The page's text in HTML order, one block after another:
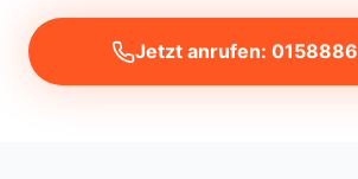
Jetzt anrufen: